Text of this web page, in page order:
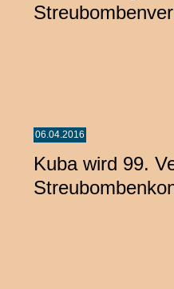
06.04.2016
Kuba wird 99.